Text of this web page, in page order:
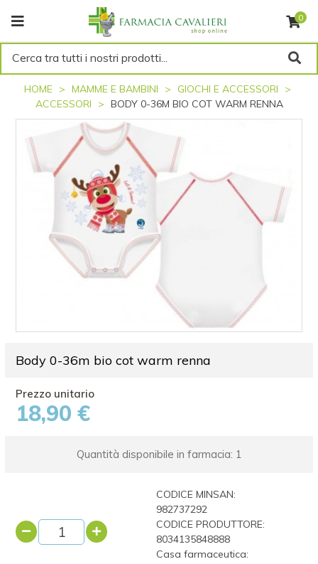
0
Cerca tra tutti i nostri prodotti...
HOME MAMME E BAMBINI
GIOCHI E ACCESSORI
ACCESSORI
BODY 0-36M BIO COT WARM RENNA
Body 0-36m bio cot warm renna
18,90 €
Quantità disponibile in farmacia: 1
CODICE MINSAN:
982737292
CODICE PRODUTTORE:
8034135848888
Casa farmaceutica: